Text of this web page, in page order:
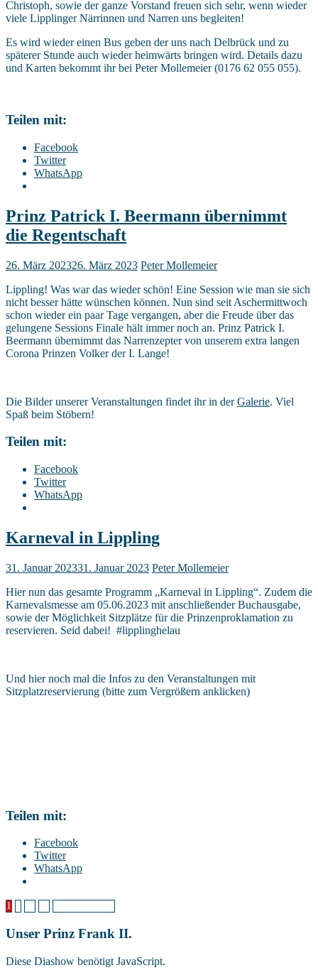
Christoph, sowie der ganze Vorstand freuen sich sehr, wenn wieder
viele Lipplinger Närrinnen und Narren uns begleiten!
Es wird wieder einen Bus geben der uns nach Delbrück und zu
späterer Stunde auch wieder heimwärts bringen wird. Details dazu
und Karten bekommt ihr bei Peter Mollemeier (0176 62 055 055).
Teilen mit:
Facebook
Twitter
WhatsApp
Prinz Patrick I. Beermann übernimmt
die Regentschaft
26. März 202326. März 2023 Peter Mollemeier
Lippling! Was war das wieder schön! Eine Session wie man sie sich
nicht besser hätte wünschen können. Nun sind seit Aschermittwoch
schon wieder ein paar Tage vergangen, aber die Freude über das
gelungene Sessions Finale hält immer noch an. Prinz Patrick I.
Beermann übernimmt das Narrenzepter von unserem extra langen
Corona Prinzen Volker der I. Lange!
Die Bilder unserer Veranstaltungen findet ihr in derGalerie. Viel
Spaß beim Stöbern!
Teilen mit:
Facebook
Twitter
WhatsApp
Karneval in Lippling
31. Januar 202331. Januar 2023 Peter Mollemeier
Hier nun das gesamte Programm „Karneval in Lippling“. Zudem die
Karnevalsmesse am 05.06.2023 mit anschließender Buchausgabe,
sowie der Möglichkeit Sitzplätze für die Prinzenproklamation zu
reservieren. Seid dabei! #lipplinghelau
Und hier noch mal die Infos zu den Veranstaltungen mit
Sitzplatzreservierung (bitte zum Vergrößern anklicken)
Teilen mit:
Facebook
Twitter
WhatsApp
Beitragsnavigation
1
Unser Prinz Frank II.
Diese Diashow benötigt JavaScript.